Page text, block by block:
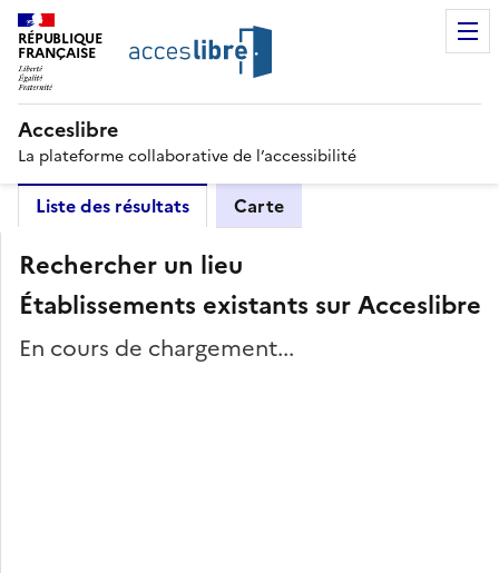
RÉPUBLIQUE
FRANÇAISE
Acceslibre
La plateforme collaborative de l’accessibilité
Liste des résultats Carte
Rechercher un lieu
Établissements existants sur Acceslibre
En cours de chargement...